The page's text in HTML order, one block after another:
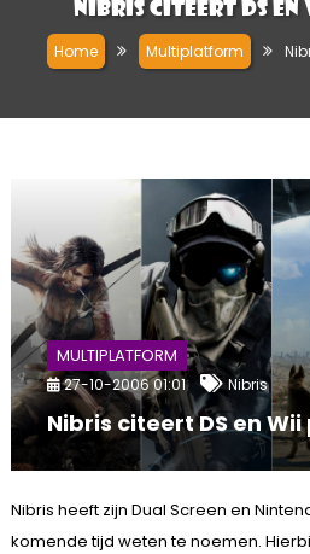
Nibris citeert DS
Home Multiplatform
MULTIPLATFORM
27-10-2006 01:01 Nibris
Nibris citeert DS en
Nibris heeft zijn Dual Screen en
komende tijd weten te noemen.